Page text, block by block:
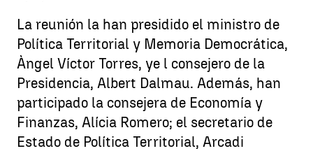
La reunión la han presidido el ministro de
Política Territorial y Memoria Democrática,
Àngel Víctor Torres, ye l consejero de la
Presidencia, Albert Dalmau. Además, han
participado la consejera de Economía y
Finanzas, Alícia Romero; el secretario de
Estado de Política Territorial, Arcadi